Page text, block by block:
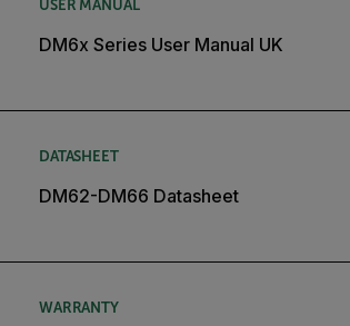
USER MANUAL
DM6x Series User Manual UK
DATASHEET
DM62-DM66 Datasheet
WARRANTY